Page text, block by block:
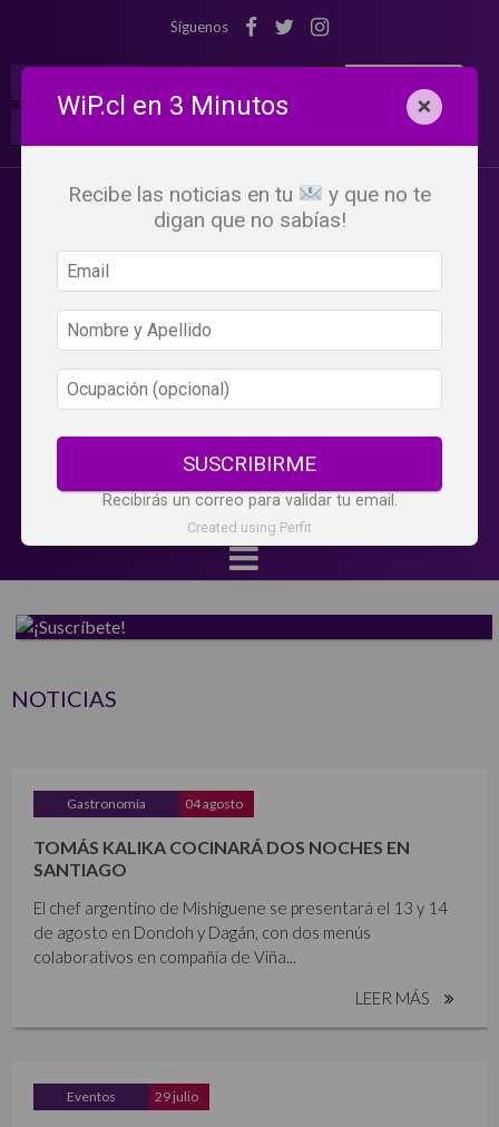
Síguenos
NOTICIAS
Gastronomía 04 agosto
TOMÁS KALIKA COCINARÁ DOS NOCHES EN
SANTIAGO
El chef argentino de Mishiguene se presentará el 13 y 14
de agosto en Dondoh y Dagán, con dos menús
colaborativos en compañía de Viña...
LEER MÁS
Eventos 29 julio
WiP.cl en 3 Minutos ×
Recibe las noticias en tu
y que no te
digan que no sabías!
SUSCRIBIRME
Recibirás un correo para validar tu email.
Created using Perfit